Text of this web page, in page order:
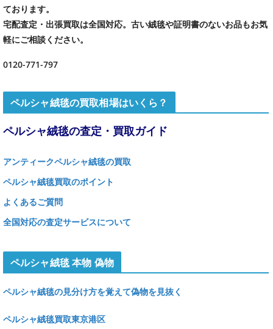
ております。
宅配査定・出張買取は全国対応。古い絨毯や証明書のないお品もお気
軽にご相談ください。
0120-771-797
ペルシャ絨毯の買取相場はいくら？
ペルシャ絨毯の査定・買取ガイド
アンティークペルシャ絨毯の買取
ペルシャ絨毯買取のポイント
よくあるご質問
全国対応の査定サービスについて
ペルシャ絨毯 本物 偽物
ペルシャ絨毯の見分け方を覚えて偽物を見抜く
ペルシャ絨毯買取東京港区